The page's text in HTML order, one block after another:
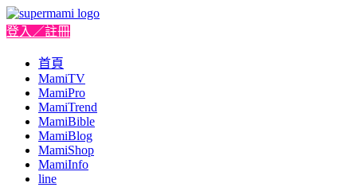
登入／註冊
首頁
MamiTV
MamiPro
MamiTrend
MamiBible
MamiBlog
MamiShop
MamiInfo
line